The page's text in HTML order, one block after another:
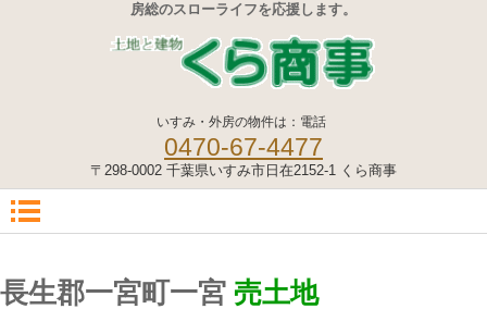
房総のスローライフを応援します。
いすみ・外房の物件は：電話
0470-67-4477
〒298-0002 千葉県いすみ市日在2152-1 くら商事
長生郡一宮町一宮 売土地